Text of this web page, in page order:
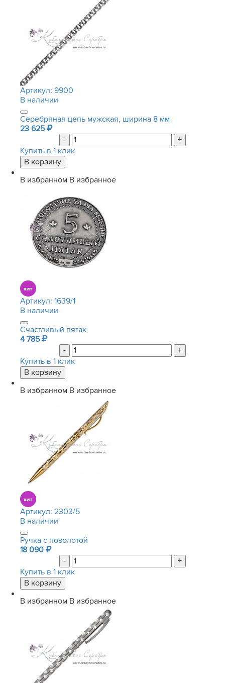
Артикул: 9900
В наличии
Серебряная цепь мужская, ширина 8 мм
23 625
-
+
Купить в 1 клик
В избранном В избранное
Артикул: 1639/1
В наличии
Счастливый пятак
4 785
-
+
Купить в 1 клик
В избранном В избранное
Артикул: 2303/5
В наличии
Ручка с позолотой
18 090
-
+
Купить в 1 клик
В избранном В избранное